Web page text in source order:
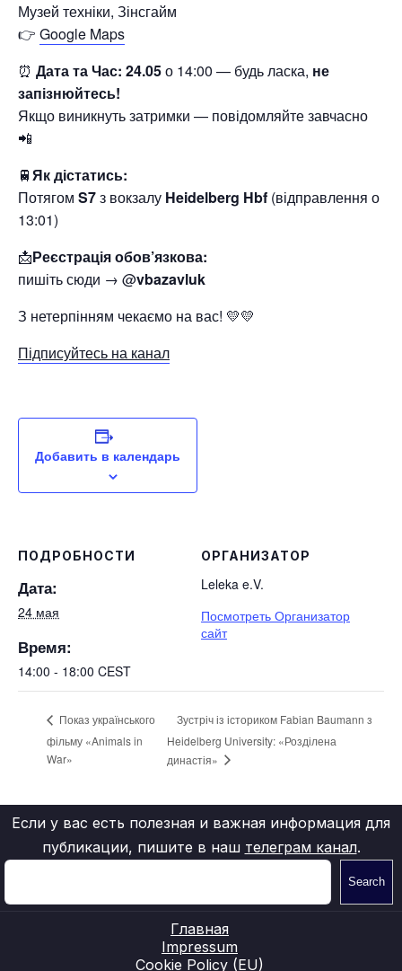
Музей техніки, Зінсгайм
👉 Google Maps
⏰ Дата таЧас: 24.05о 14:00 — будь ласка, не
запізнюйтесь!
Якщо виникнуть затримки — повідомляйте завчасно
📲
🚆Як дістатись:
Потягом S7з вокзалу Heidelberg Hbf (відправлення о
13:01)
📩Реєстрація обов’язкова:
пишіть сюди → @vbazavluk
З нетерпінням чекаємо на вас! 💛💛
Підписуйтесь на канал
Добавить в календарь
ПОДРОБНОСТИ
Дата:
24 мая
Время:
14:00 - 18:00 CEST
ОРГАНИЗАТОР
Leleka e.V.
Посмотреть Организатор
сайт
Показ українського
фільму «Animals in
War»
Зустріч із істориком Fabian Baumann з
Heidelberg University: «Розділена
династія»
Если у вас есть полезная и важная информация для
публикации, пишите в наш телеграм канал.
Search
Главная
Impressum
Cookie Policy (EU)